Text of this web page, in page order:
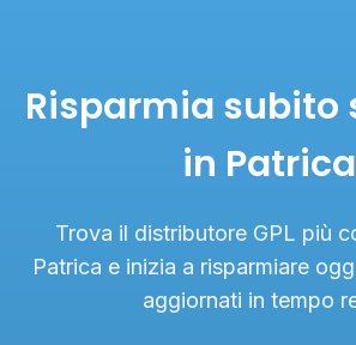
Risparmia subito
in Patrica
Trova il distributore GPL più
Patrica e inizia a risparmiare
aggiornati in tempo